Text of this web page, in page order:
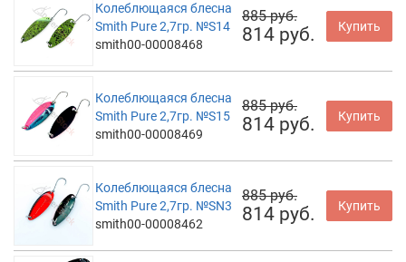
Колеблющаяся блесна
Smith Pure 2,7гр. №S14
smith00-00008468
885 руб.
814 руб. Купить
Колеблющаяся блесна
Smith Pure 2,7гр. №S15
smith00-00008469
885 руб.
814 руб. Купить
Колеблющаяся блесна
Smith Pure 2,7гр. №SN3
smith00-00008462
885 руб.
814 руб. Купить